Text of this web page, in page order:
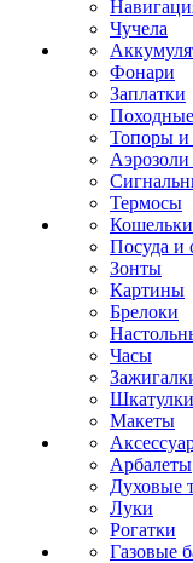
Чучела
Фонари
Заплатки
Походные
Топоры
Термосы
Посуда и
Зонты
Картины
Брелоки
Часы
Шкатулки
Макеты
Арбалеты
Духовые
Луки
Рогатки
Газовые